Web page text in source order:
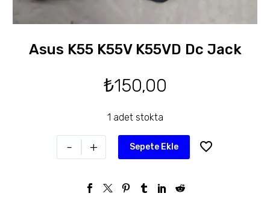
Asus K55 K55V K55VD Dc Jack
₺150,00
1 adet stokta
- + Sepete Ekle